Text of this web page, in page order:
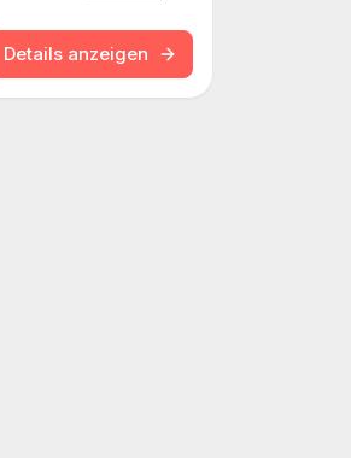
Details anzeigen